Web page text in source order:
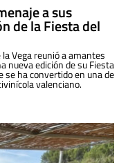
a sus
de la Fiesta del
Vega reunió a amantes
nueva edición de su Fiesta
se ha convertido en una de
valenciano.